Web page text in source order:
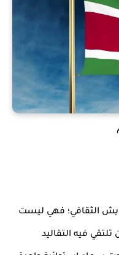
الثقافي؛ فهي ليست
فيه التقاليد